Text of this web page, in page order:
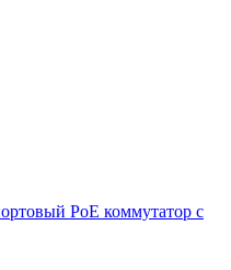
PoE коммутатор с